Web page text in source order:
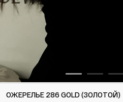
ОЖЕРЕЛЬЕ 286 GOLD (ЗОЛОТОЙ)